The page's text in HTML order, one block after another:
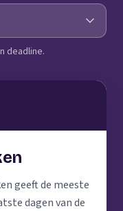
deadline.
geeft de meeste
dagen van de